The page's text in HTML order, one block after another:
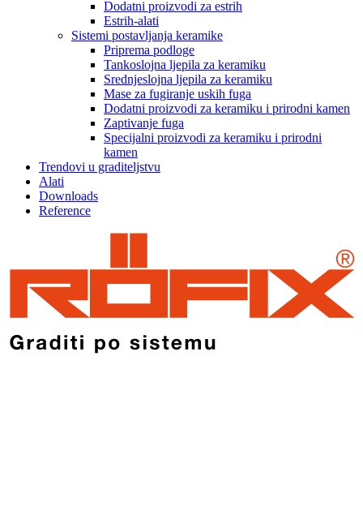
Dodatni proizvodi za estrih
Estrih-alati
Sistemi postavljanja keramike
Priprema podloge
Tankoslojna ljepila za keramiku
Srednjeslojna ljepila za keramiku
Mase za fugiranje uskih fuga
Dodatni proizvodi za keramiku i prirodni kamen
Zaptivanje fuga
Specijalni proizvodi za keramiku i prirodni
kamen
Trendovi u graditeljstvu
Alati
Downloads
Reference